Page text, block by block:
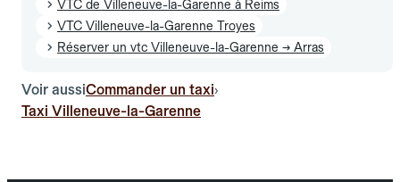
VTC de Villeneuve-la-Garenne à Reims
VTC Villeneuve-la-Garenne Troyes
Réserver un vtc Villeneuve-la-Garenne → Arras
Voir aussiCommander un taxi›
Taxi Villeneuve-la-Garenne